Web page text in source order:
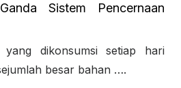
Sistem Pencernaan
dikonsumsi setiap hari
besar bahan ….